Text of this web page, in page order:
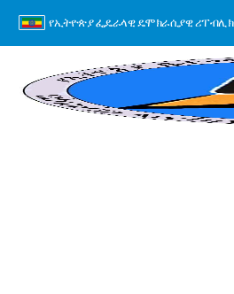
የኢትዮጵያ ፌዴራላዊ ዴሞክራሲያዊ ሪፐብሊክ